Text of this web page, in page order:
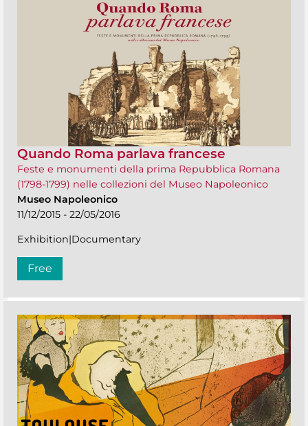
Quando Roma parlava francese
Feste e monumenti della prima Repubblica Romana
(1798-1799) nelle collezioni del Museo Napoleonico
Museo Napoleonico
11/12/2015 - 22/05/2016
Exhibition|Documentary
Free